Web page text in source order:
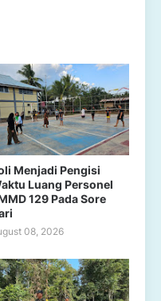
Menjadi Pengisi
Luang Personel
129 Pada Sore
08, 2026